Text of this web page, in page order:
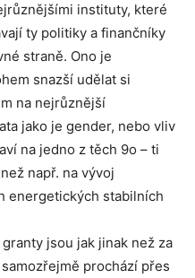
instituty, které
ty politiky a finančníky
straně. Ono je
snazší udělat si
na nejrůznější
jako je gender, nebo vliv
na jedno z těch 9o – ti
např. na vývoj
energetických stabilních
jsou jak jinak než za
prochází přes